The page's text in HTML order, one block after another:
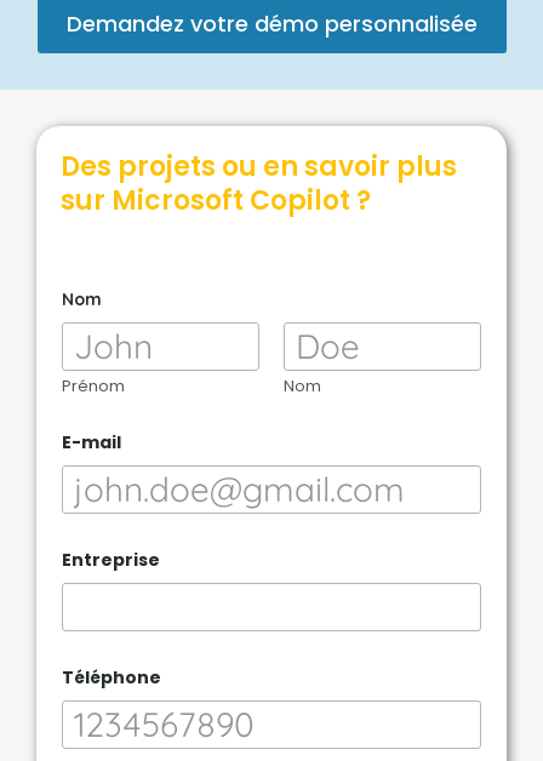
Demandez votre démo personnalisée
Des projets ou en savoir plus
sur Microsoft Copilot ?
e
s
a
g
-
m
i
*
Nom
Prénom Nom
E-mail
Entreprise
Téléphone